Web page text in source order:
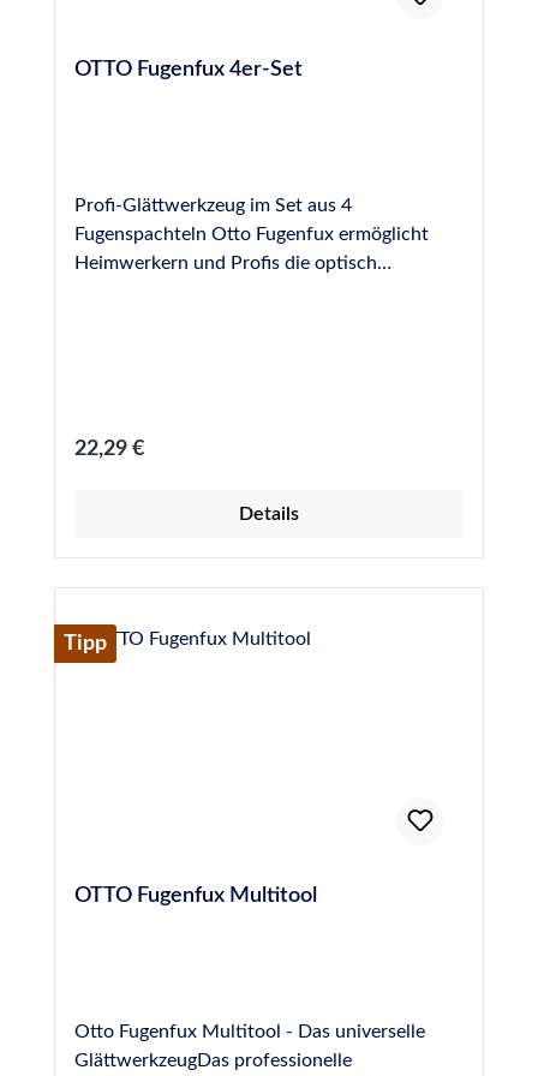
OTTO Fugenfux 4er-Set
Profi-Glättwerkzeug im Set aus 4
Fugenspachteln Otto Fugenfux ermöglicht
Heimwerkern und Profis die optisch
Fugenausbildung Größen: 6,5 mm, 8,5 mm,
10,0 mm, 12,5 mm, rund Leicht zu reinigen
Reinigung hundertfach wiederverwendbar.
83413info@otto-chemie.dewww.otto-
chemie.de
Regulärer Preis:
22,29 €
Details
Tipp
OTTO Fugenfux Multitool
Otto Fugenfux Multitool - Das universelle
GlättwerkzeugDas professionelle